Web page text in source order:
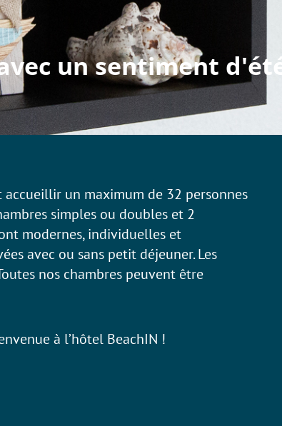
un sentiment
un maximum de 32 personnes
simples ou doubles et 2
modernes, individuelles et
avec ou sans petit déjeuner. Les
nos chambres peuvent être
à l’hôtel BeachIN !